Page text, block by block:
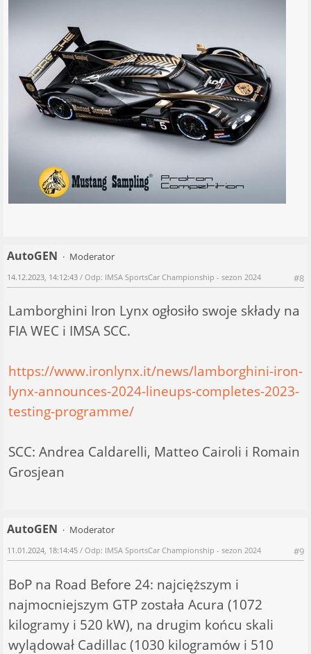
AutoGEN
Moderator
#8
14.12.2023, 14:12:43 / Odp: IMSA SportsCar Championship - sezon 2024
Lamborghini Iron Lynx ogłosiło swoje składy na
FIA WEC i IMSA SCC.
https://www.ironlynx.it/news/lamborghini-iron-
lynx-announces-2024-lineups-completes-2023-
testing-programme/
SCC: Andrea Caldarelli, Matteo Cairoli i Romain
Grosjean
AutoGEN
Moderator
#9
11.01.2024, 18:14:45 / Odp: IMSA SportsCar Championship - sezon 2024
BoP na Road Before 24: najcięższym i
najmocniejszym GTP została Acura (1072
kilogramy i 520 kW), na drugim końcu skali
wylądował Cadillac (1030 kilogramów i 510